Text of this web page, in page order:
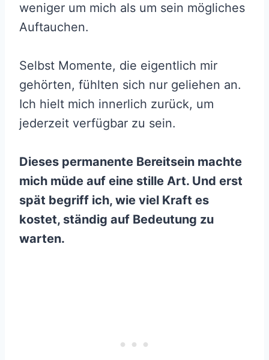
weniger um mich als um sein mögliches
Auftauchen.
Selbst Momente, die eigentlich mir
gehörten, fühlten sich nur geliehen an.
Ich hielt mich innerlich zurück, um
jederzeit verfügbar zu sein.
Dieses permanente Bereitsein machte
mich müde auf eine stille Art. Und erst
spät begriff ich, wie viel Kraft es
kostet, ständig auf Bedeutung zu
warten.